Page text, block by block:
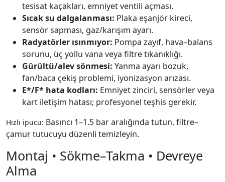
tesisat kaçakları, emniyet ventili açması.
Sıcak su dalgalanması: Plaka eşanjör kireci,
sensör sapması, gaz/karışım ayarı.
Radyatörler ısınmıyor: Pompa zayıf, hava–balans
sorunu, üç yollu vana veya filtre tıkanıklığı.
Gürültü/alev sönmesi: Yanma ayarı bozuk,
fan/baca çekiş problemi, iyonizasyon arızası.
E*/F* hata kodları: Emniyet zinciri, sensörler veya
kart iletişim hatası; profesyonel teşhis gerekir.
Hızlı ipucu: Basıncı 1–1.5 bar aralığında tutun, filtre–
çamur tutucuyu düzenli temizleyin.
Montaj • Sökme–Takma • Devreye
Alma